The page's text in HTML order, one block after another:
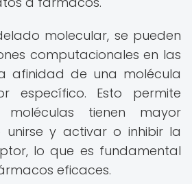
molecular, se pueden
computacionales en las
afinidad de una molécula
específico. Esto permite
tienen mayor
y activar o inhibir la
lo que es fundamental
eficaces.